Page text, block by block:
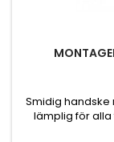
Smidig
lämplig för alla